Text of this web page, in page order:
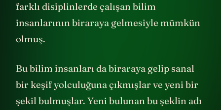
farklı disiplinlerde çalışan bilim
insanlarının biraraya gelmesiyle mümkün
olmuş.
Bu bilim insanları da biraraya gelip sanal
bir keşif yolculuğuna çıkmışlar ve yeni bir
şekil bulmuşlar. Yeni bulunan bu şeklin adı